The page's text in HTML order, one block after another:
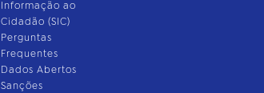
Informação ao
Cidadão (SIC)
Perguntas
Frequentes
Dados Abertos
Sanções